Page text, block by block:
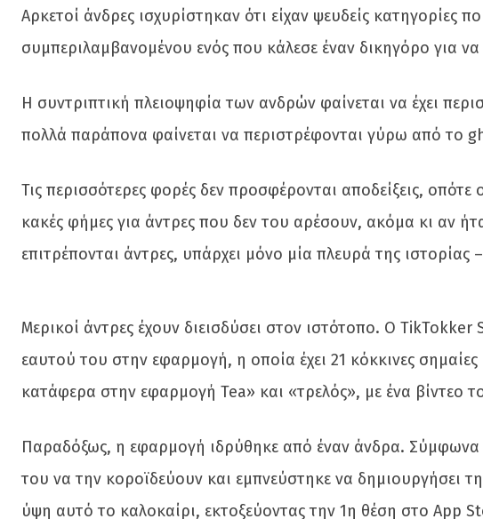
Αρκετοί άνδρες ισχυρίστηκαν ότι είχαν ψευδείς κατηγορίες
συμπεριλαμβανομένου ενός που κάλεσε έναν δικηγόρο για να
Η συντριπτική πλειοψηφία των ανδρών φαίνεται να έχει
πολλά παράπονα φαίνεται να περιστρέφονται γύρω από το
Τις περισσότερες φορές δεν προσφέρονται αποδείξεις,
κακές φήμες για άντρες που δεν του αρέσουν, ακόμα κι αν
επιτρέπονται άντρες, υπάρχει μόνο μία πλευρά της
Μερικοί άντρες έχουν διεισδύσει στον ιστότοπο. Ο
εαυτού του στην εφαρμογή, η οποία έχει 21 κόκκινες
κατάφερα στην εφαρμογή Tea» και «τρελός», με ένα βίντεο
Παραδόξως, η εφαρμογή ιδρύθηκε από έναν άνδρα. Σύμφωνα
του να την κοροϊδεύουν και εμπνεύστηκε να δημιουργήσει
ύψη αυτό το καλοκαίρι, εκτοξεύοντας την 1η θέση στο App